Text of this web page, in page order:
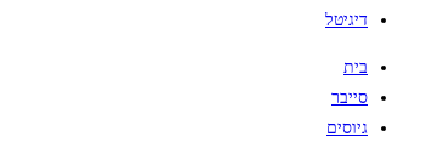
דיגיטל
בית
סייבר
גיוסים